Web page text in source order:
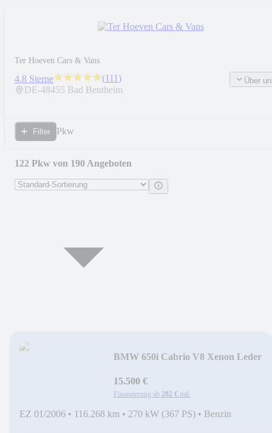
Ter Hoeven Cars & Vans
4.8 Sterne (111)
DE-48455 Bad Bentheim
Über
Filter Pkw
122 Pkw von 190 Angeboten
BMW 650i Cabrio V8 Xenon Leder
15.500 €
Finanzierung ab 282 € mtl.
EZ 01/2006 • 116.268 km • 270 kW (367 PS) • Benzin